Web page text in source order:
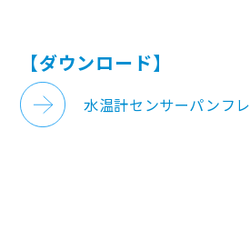
【ダウンロード】
水温計センサーパンフ